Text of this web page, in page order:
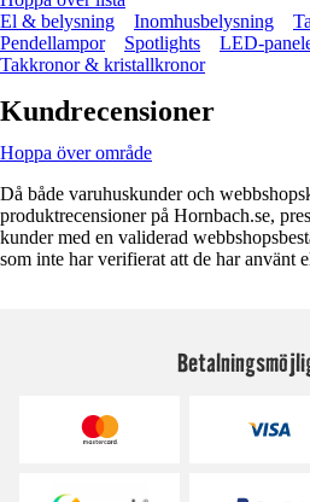
El & belysning
Inomhusbelysning
Pendellampor
Spotlights
LED-
Takkronor & kristallkronor
Kundrecensioner
Hoppa över område
Då både varuhuskunder och
produktrecensioner på Hornbach.se,
kunder med en validerad
som inte har verifierat att de har använt